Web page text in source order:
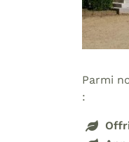
Parmi
: